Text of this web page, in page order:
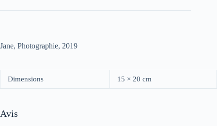
Jane, Photographie, 2019
Dimensions 15 × 20 cm
Avis